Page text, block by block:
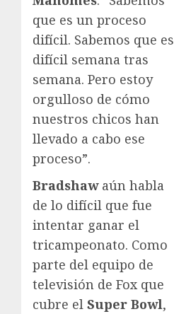
que es un proceso
difícil. Sabemos que es
difícil semana tras
semana. Pero estoy
orgulloso de cómo
nuestros chicos han
llevado a cabo ese
proceso”.
Bradshaw aún habla
de lo difícil que fue
intentar ganar el
tricampeonato. Como
parte del equipo de
televisión de Fox que
cubre el Super Bowl,